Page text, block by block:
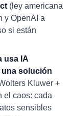
(ley americana
y OpenAI a
si están
usa IA
una solución
Kluwer +
el caos: cada
sensibles